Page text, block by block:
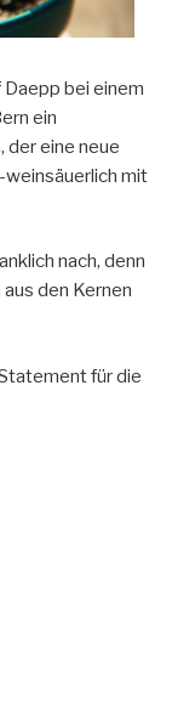
Daepp bei einem
ein
der eine neue
mit
nach, denn
den Kernen
für die